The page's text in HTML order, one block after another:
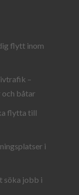
flytt inom
–
och båtar
flytta till
i
söka jobb i